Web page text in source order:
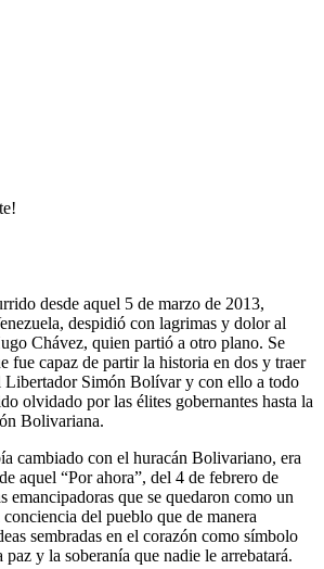
desde aquel 5 de marzo de 2013,
despidió con lagrimas y dolor al
Chávez, quien partió a otro plano. Se
fue capaz de partir la historia en dos y traer
Libertador Simón Bolívar y con ello a todo
olvidado por las élites gobernantes hasta la
Bolivariana.
cambiado con el huracán Bolivariano, era
aquel “Por ahora”, del 4 de febrero de
emancipadoras que se quedaron como un
del pueblo que de manera
sembradas en el corazón como símbolo
y la soberanía que nadie le arrebatará.